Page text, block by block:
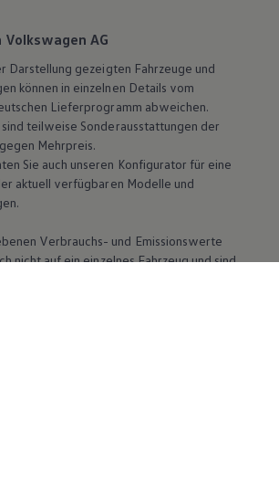
AG
Darstellung gezeigten Fahrzeuge und
können in einzelnen Details vom
Lieferprogramm abweichen.
teilweise Sonderausstattungen der
Mehrpreis.
Sie auch unseren Konfigurator für eine
aktuell verfügbaren Modelle und
Verbrauchs- und Emissionswerte
nicht auf ein einzelnes Fahrzeug und sind